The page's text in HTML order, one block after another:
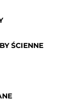
ŚCIENNE